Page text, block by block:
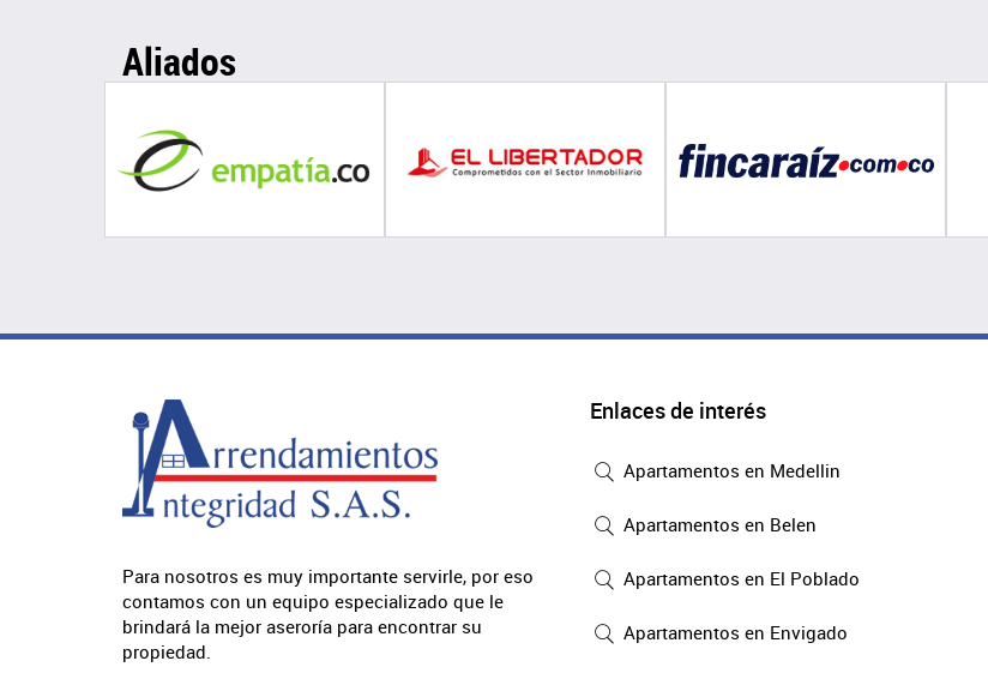
Aliados
Para nosotros es muy importante servirle, por eso
contamos con un equipo especializado que le
brindará la mejor aseroría para encontrar su
propiedad.
Enlaces de interés
Apartamentos en Medellin
Apartamentos en Belen
Apartamentos en El Poblado
Apartamentos en Envigado